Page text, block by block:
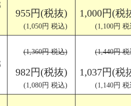
955円(税抜)
(1,050円 税込)
1,000円(税
(1,100円
(1,360円 税込)
982円(税抜)
(1,080円 税込)
(1,440円
1,037円(税
(1,140円